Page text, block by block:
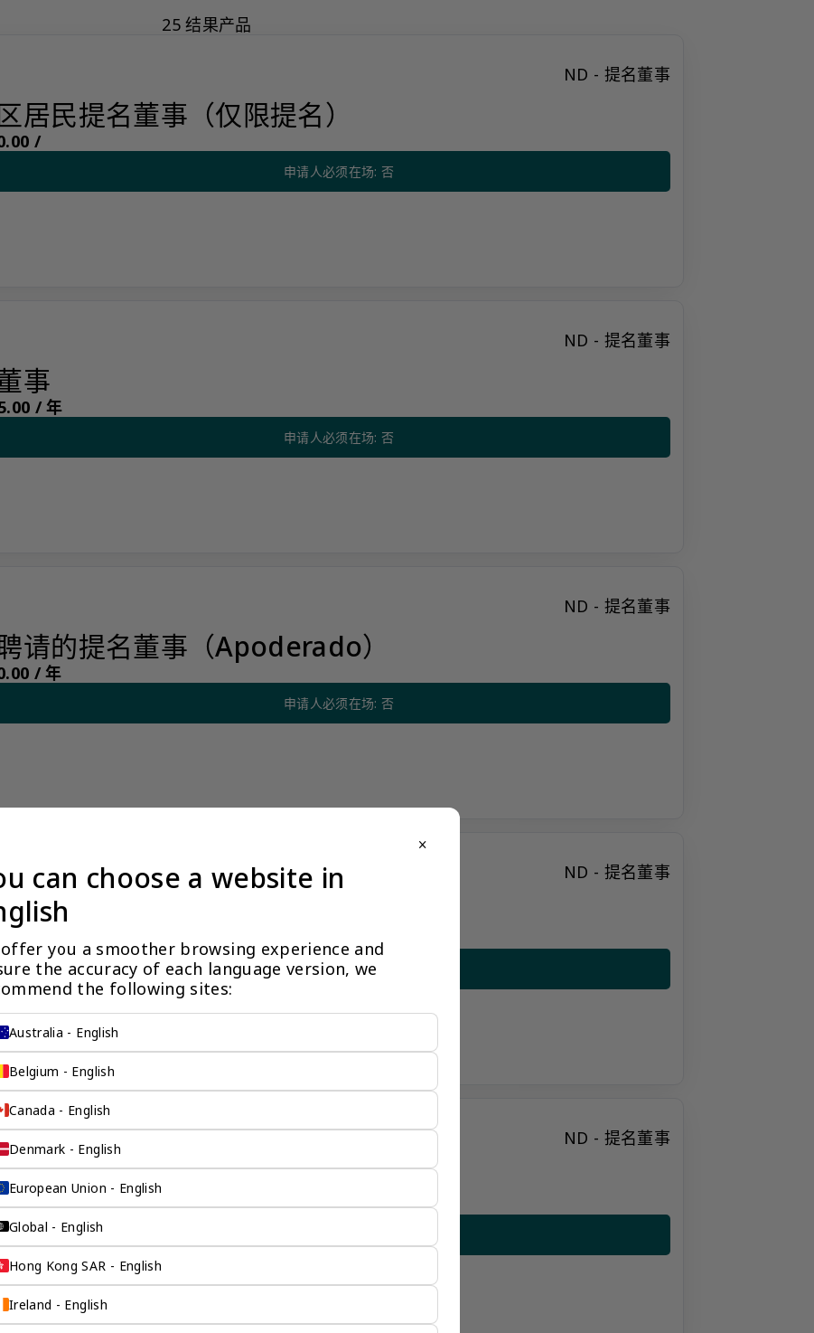
25 结果产品
ND - 提名董事
居民提名董事（仅限提名）
/
申请人必须在场: 否
董事（仅限提名）
ND - 提名董事
事
/ 年
申请人必须在场: 否
ND - 提名董事
请的提名董事（Apoderado）
/ 年
申请人必须在场: 否
董事（Apoderado）
ND - 提名董事
聘请的欧洲居民提名董事
/
申请人必须在场: 否
; GB - 英国
洲居民提名董事
ND - 提名董事
事
/年
close
can choose a website in
you a smoother browsing experience and
the accuracy of each language version, we
the following sites:
Australia - English
Belgium - English
Canada - English
Denmark - English
European Union - English
Global - English
Hong Kong SAR - English
Ireland - English